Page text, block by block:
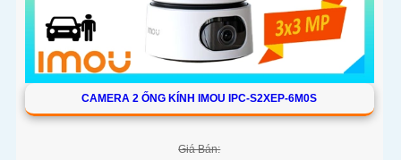
CAMERA 2 ỐNG KÍNH IMOU IPC-S2XEP-6M0S
Giá Bán: